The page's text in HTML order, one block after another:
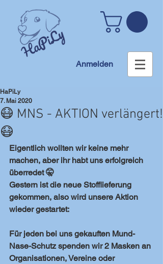
Anmelden
😷 MNS - AKTION verlängert!
😷
HaPiLy
7. Mai 2020
Eigentlich wollten wir keine mehr
machen, aber ihr habt uns erfolgreich
überredet 🤫
Gestern ist die neue Stofflieferung
gekommen, also wird unsere Aktion
wieder gestartet:
Für jeden bei uns gekauften Mund-
Nase-Schutz spenden wir 2 Masken an
Organisationen, Vereine oder